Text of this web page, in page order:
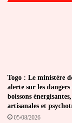
Togo : Le ministère
alerte sur les dangers
boissons
artisanales et
05/08/2026